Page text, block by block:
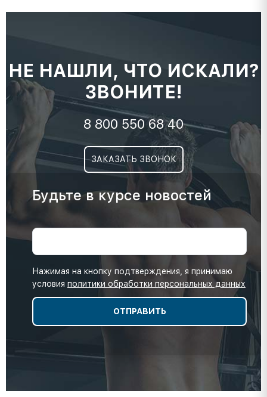
НЕ НАШЛИ, ЧТО ИСКАЛИ?
ЗВОНИТЕ!
8 800 550 68 40
ЗАКАЗАТЬ ЗВОНОК
Будьте в курсе новостей
Нажимая на кнопку подтверждения, я принимаю
условия политики обработки персональных данных